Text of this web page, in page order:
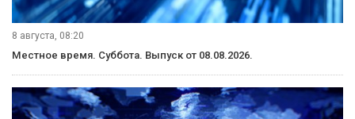
8 августа, 08:20
Местное время. Суббота. Выпуск от 08.08.2026.